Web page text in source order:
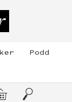
Podd
Sök